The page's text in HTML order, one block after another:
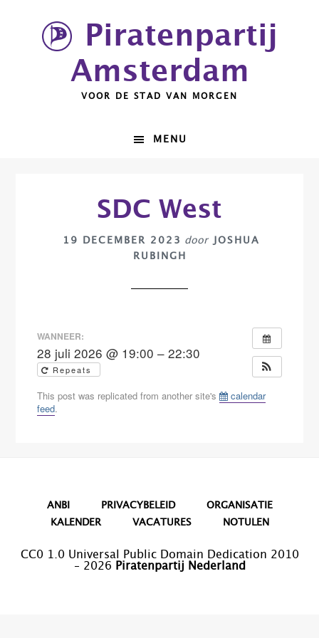
hoofdnavigatie
Piratenpartij
Amsterdam
VOOR DE STAD VAN MORGEN
MENU
SDC West
19 DECEMBER 2023 door
JOSHUA
RUBINGH
WANNEER:
28 juli 2026 @ 19:00 – 22:30
Repeats
This post was replicated from another site's
calendar
feed.
ANBI PRIVACYBELEID
ORGANISATIE
KALENDER
VACATURES NOTULEN
CC0 1.0 Universal Public Domain Dedication 2010
– 2026 Piratenpartij Nederland